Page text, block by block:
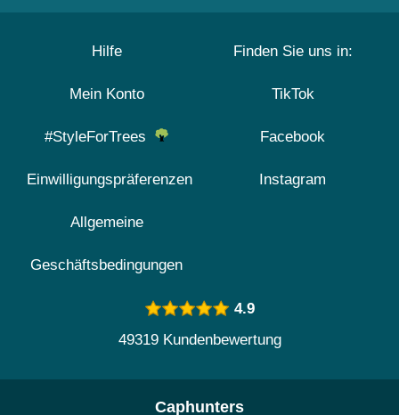
Hilfe
Mein Konto
#StyleForTrees
Einwilligungspräferenzen
Allgemeine
Geschäftsbedingungen
Finden Sie uns in:
TikTok
Facebook
Instagram
4.9
49319 Kundenbewertung
Caphunters